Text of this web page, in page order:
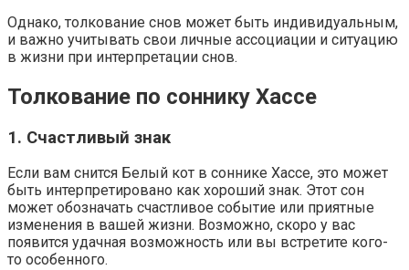
Однако, толкование снов может быть индивидуальным,
и важно учитывать свои личные ассоциации и ситуацию
в жизни при интерпретации снов.
Толкование по соннику Хассе
1. Счастливый знак
Если вам снится Белый кот в соннике Хассе, это может
быть интерпретировано как хороший знак. Этот сон
может обозначать счастливое событие или приятные
изменения в вашей жизни. Возможно, скоро у вас
появится удачная возможность или вы встретите кого-
то особенного.